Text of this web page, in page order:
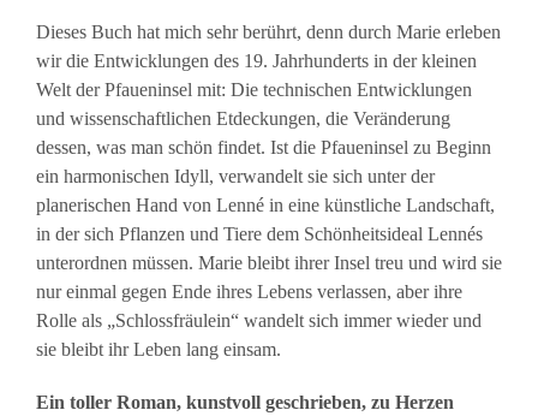
Dieses Buch hat mich sehr berührt, denn durch Marie erleben
wir die Entwicklungen des 19. Jahrhunderts in der kleinen
Welt der Pfaueninsel mit: Die technischen Entwicklungen
und wissenschaftlichen Etdeckungen, die Veränderung
dessen, was man schön findet. Ist die Pfaueninsel zu Beginn
ein harmonischen Idyll, verwandelt sie sich unter der
planerischen Hand von Lenné in eine künstliche Landschaft,
in der sich Pflanzen und Tiere dem Schönheitsideal Lennés
unterordnen müssen. Marie bleibt ihrer Insel treu und wird sie
nur einmal gegen Ende ihres Lebens verlassen, aber ihre
Rolle als „Schlossfräulein“ wandelt sich immer wieder und
sie bleibt ihr Leben lang einsam.
Ein toller Roman, kunstvoll geschrieben, zu Herzen